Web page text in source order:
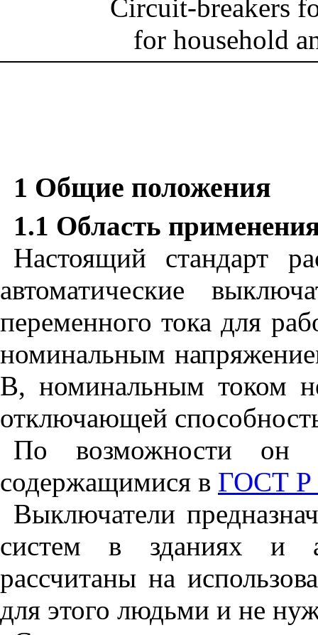
Circuit-breakers
for household
1 Общие положения
1.1 Область
Настоящий стандарт
автоматические
переменного тока для
номинальным
В, номинальным током
отключающей
По возможности он
содержащимися в ГОСТ Р
Выключатели
систем в зданиях и
рассчитаны на
для этого людьми и не